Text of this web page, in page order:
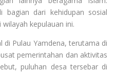
bagian dari kehidupan sosial
kepulauan ini.
di Pulau Yamdena, terutama di
pemerintahan dan aktivitas
puluhan desa tersebar di